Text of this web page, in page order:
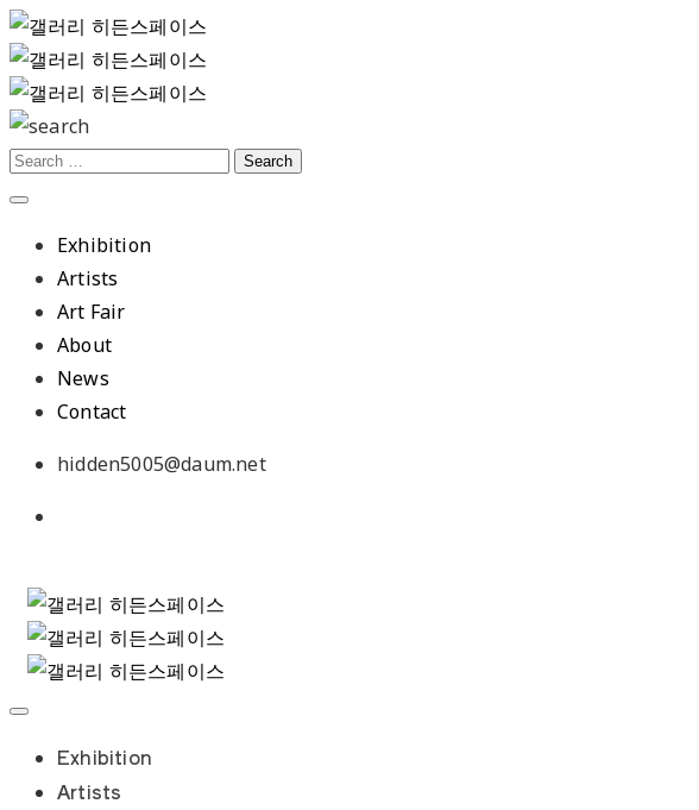
Exhibition
Artists
Art Fair
About
News
Contact
hidden5005@daum.net
Exhibition
Artists